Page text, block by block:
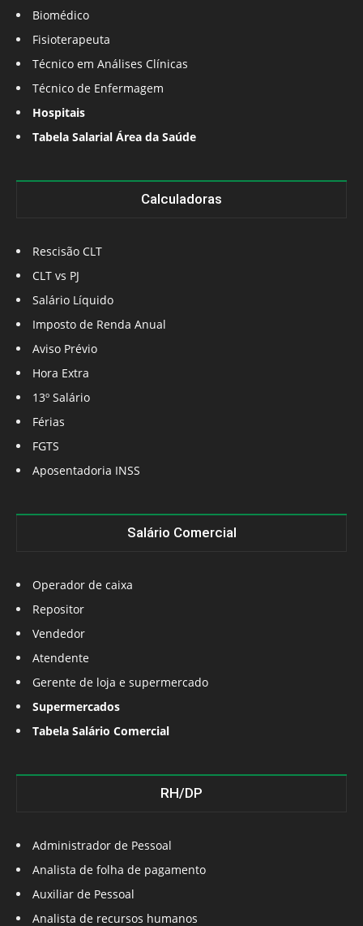
Biomédico
Fisioterapeuta
Técnico em Análises Clínicas
Técnico de Enfermagem
Hospitais
Tabela Salarial Área da Saúde
Calculadoras
Rescisão CLT
CLT vs PJ
Salário Líquido
Imposto de Renda Anual
Aviso Prévio
Hora Extra
13º Salário
Férias
FGTS
Aposentadoria INSS
Salário Comercial
Operador de caixa
Repositor
Vendedor
Atendente
Gerente de loja e supermercado
Supermercados
Tabela Salário Comercial
RH/DP
Administrador de Pessoal
Analista de folha de pagamento
Auxiliar de Pessoal
Analista de recursos humanos